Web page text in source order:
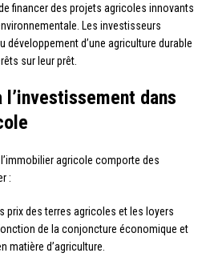
financer des projets agricoles innovants
Les investisseurs
développement d’une agriculture durable
sur leur prêt.
dans
agricole comporte des
:
prix des terres agricoles et les loyers
de la conjoncture économique et
matière d’agriculture.